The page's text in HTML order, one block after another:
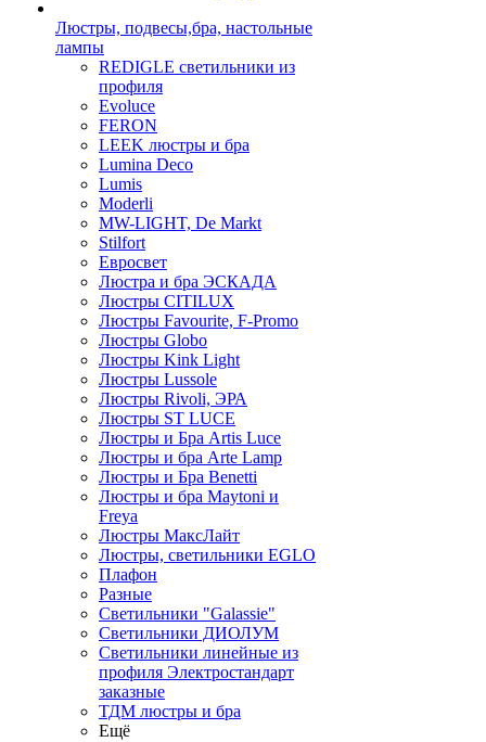
Люстры, подвесы,бра, настольные
лампы
REDIGLE светильники из
профиля
Evoluce
FERON
LEEK люстры и бра
Lumina Deco
Lumis
Moderli
MW-LIGHT, De Markt
Stilfort
Евросвет
Люстра и бра ЭСКАДА
Люстры CITILUX
Люстры Favourite, F-Promo
Люстры Globo
Люстры Kink Light
Люстры Lussole
Люстры Rivoli, ЭРА
Люстры ST LUCE
Люстры и Бра Artis Luce
Люстры и бра Arte Lamp
Люстры и Бра Benetti
Люстры и бра Maytoni и
Freya
Люстры МаксЛайт
Люстры, светильники EGLO
Плафон
Разные
Светильники "Galassie"
Светильники ДИОЛУМ
Светильники линейные из
профиля Электростандарт
заказные
ТДМ люстры и бра
Ещё